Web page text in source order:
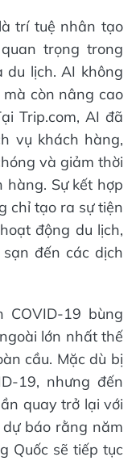
trí tuệ nhân tạo
trọng trong
lịch. AI không
còn nâng cao
Trip.com, AI đã
vụ khách hàng,
và giảm thời
hàng. Sự kết hợp
chỉ tạo ra sự tiện
động du lịch,
đến các dịch
COVID-19 bùng
lớn nhất thế
cầu. Mặc dù bị
19, nhưng đến
quay trở lại với
báo rằng năm
Quốc sẽ tiếp tục